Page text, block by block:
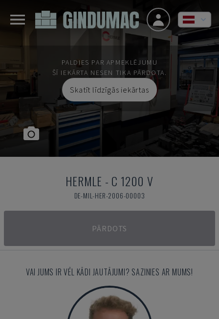
PALDIES PAR APMEKLĒJUMU
ŠĪ IEKĀRTA NESEN TIKA PĀRDOTA.
Skatīt līdzīgās iekārtas
HERMLE - C 1200 V
DE-MIL-HER-2006-00003
PĀRDOTS
VAI JUMS IR VĒL KĀDI JAUTĀJUMI? SAZINIES AR MUMS!